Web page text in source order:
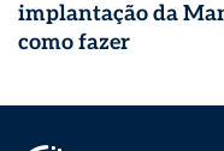
implantação da
como fazer